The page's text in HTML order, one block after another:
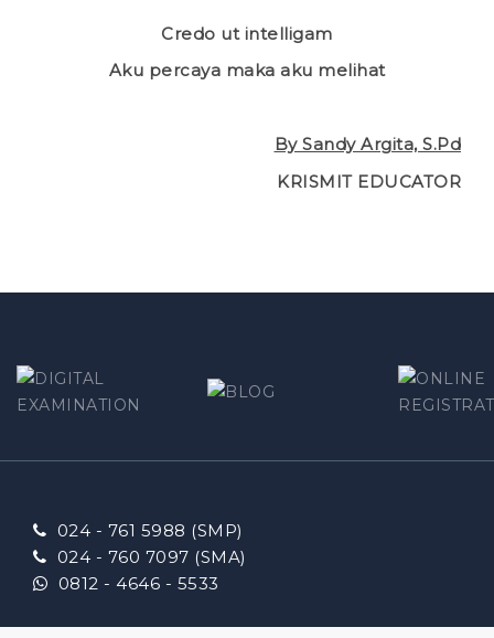
Credo ut intelligam
Aku percaya maka aku melihat
By Sandy Argita, S.Pd
KRISMIT EDUCATOR
024 - 761 5988 (SMP)
024 - 760 7097 (SMA)
0812 - 4646 - 5533